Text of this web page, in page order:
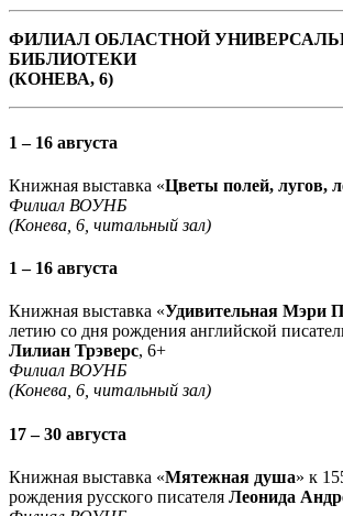
ФИЛИАЛ ОБЛАСТНОЙ
БИБЛИОТЕКИ
(КОНЕВА, 6)
1 – 16 августа
Книжная выставка «Цветы полей, лугов,
Филиал ВОУНБ
(Конева, 6, читальный зал)
1 – 16 августа
Книжная выставка «Удивительная Мэри
летию со дня рождения английской
Лилиан Трэверс, 6+
Филиал ВОУНБ
(Конева, 6, читальный зал)
17 – 30 августа
Книжная выставка «Мятежная душа» к
рождения русского писателя Леонида